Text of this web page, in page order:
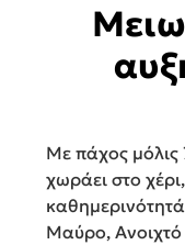
Με πάχος μόλις
χωράει στο
Μαύρο, Ανοιχτό